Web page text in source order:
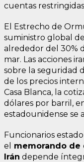
cuentas
El Estrecho de
suministro global
alrededor del 30%
mar. Las acciones
sobre la seguridad
de los precios
Casa Blanca, la
dólares por barril,
estadounidense se
Funcionarios
el
memorando
Irán depende